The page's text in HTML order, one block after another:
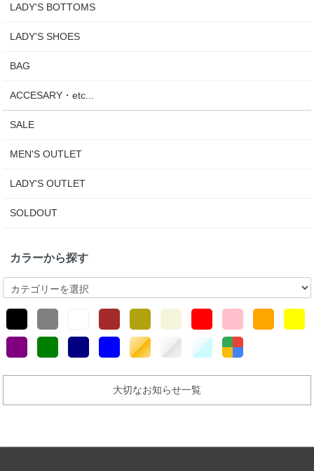
LADY'S BOTTOMS
LADY'S SHOES
BAG
ACCESARY・etc...
SALE
MEN'S OUTLET
LADY'S OUTLET
SOLDOUT
カラーから探す
大切なお知らせ一覧